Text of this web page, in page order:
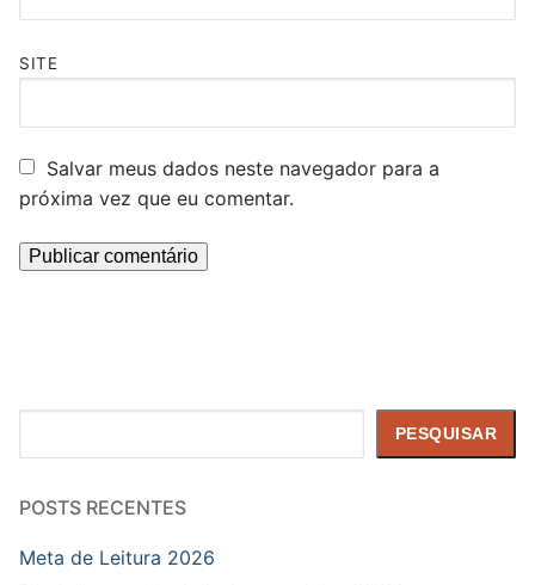
SITE
Salvar meus dados neste navegador para a
próxima vez que eu comentar.
PESQUISAR
POSTS RECENTES
Meta de Leitura 2026